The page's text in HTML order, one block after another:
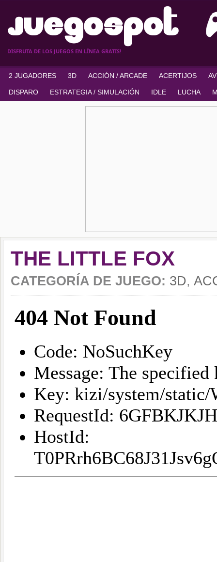
DISFRUTA DE LOS JUEGOS EN LÍNEA GRATIS!
2 JUGADORES 3D ACCIÓN / ARCADE ACERTIJOS
DISPARO ESTRATEGIA / SIMULACIÓN IDLE LUCHA
THE LITTLE FOX
CATEGORÍA DE JUEGO: 3D,